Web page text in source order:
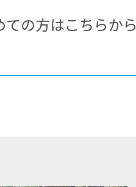
ての方はこちらから